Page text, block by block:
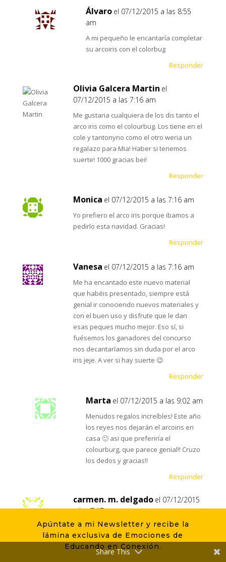
Apúntate a mi Newsletter y recibe la
lámina exclusiva de Emociones de
Educando en Conexión.
Álvaro el 07/12/2015 a las 8:55
am
A mi pequeño le encantaría completar
su arcoiris con el colorbug
Responder
Olivia Galcera Martin el
07/12/2015 a las 7:16 am
Me gustaria cualquiera de los dis tanto el
arco iris como el colourbug. Los tiene en el
cole y tantonyno como el otro weria un
regalazo para Mia! Haber si tenemos
suerte! 1000 gracias bei!
Responder
Monica el 07/12/2015 a las 7:16 am
Yo prefiero el arco iris porque ibamos a
pedirlo esta navidad. Gracias!
Responder
Vanesa el 07/12/2015 a las 7:16 am
Me ha encantado este nuevo material
que habéis presentado, siempre está
genial ir conociendo nuevos materiales y
con el buen uso y disfrute que le dan
esas peques mucho mejor. Eso sí, si
fuésemos los ganadores del concurso
nos decantaríamos sin duda por el arco
iris jeje. A ver si hay suerte 😉
Responder
Marta el 07/12/2015 a las 9:02 am
Menudos regalos increíbles! Este año
los reyes nos dejarán el arcoiris en
casa 🙂 asi que preferiría el
colourburg, que parece genial!! Cruzo
los dedos y gracias!!
Responder
carmen. m. delgado el 07/12/2015
a las 7:17 am
Hola trngo muchas ganas del Arco iris!!!! A
ver si tengo suerte y Feliz Navidad
Share This